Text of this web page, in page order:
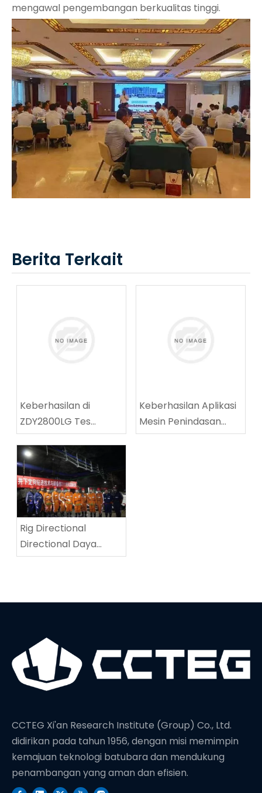
mengawal pengembangan berkualitas tinggi.
Berita Terkait
Keberhasilan di
ZDY2800LG Tes
peralatan teknis
pengeboran spiral
berkecepatan tinggi
Keberhasilan Aplikasi
Mesin Penindasan
Jalanan Batubara
Rig Directional
Directional Daya
Tinggi menetapkan
CCTEG Xi'an Research Institute (Group) Co., Ltd.
didirikan pada tahun 1956, dengan misi memimpin
kemajuan teknologi batubara dan mendukung
penambangan yang aman dan efisien.